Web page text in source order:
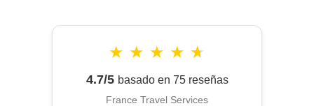
★ ★ ★ ★ ★
4.7/5 basado en 75 reseñas
France Travel Services